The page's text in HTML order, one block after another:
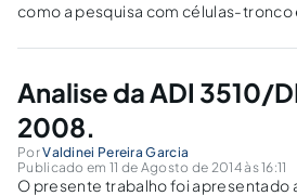
como a pesquisa com células-tronco
de forma a ajudar vários problemas,
podem vir a ter.
Analise da ADI 3510/
2008.
PorValdinei Pereira Garcia
Publicado em 11 de Agosto de 2014 às 16:11
O presente trabalho foi apresentado